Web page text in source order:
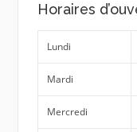
Horaires
Lundi
Mardi
Mercredi